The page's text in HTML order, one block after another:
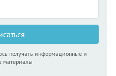
пельмени, с большим
получать информационные и
материалы